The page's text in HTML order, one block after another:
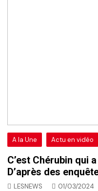
A la Une Actu en vidéo
C’est Chérubin qui
D’après des
LESNEWS 01/03/2024